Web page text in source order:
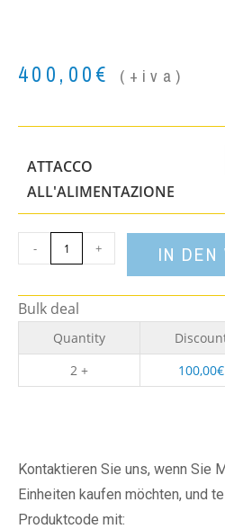
400,00€ (+iva)
ATTACCO
ALL'ALIMENTAZIONE
- + IN DEN
Bulk deal
Quantity
2 +
100,00€
Kontaktieren Sie uns, wenn Sie
Einheiten kaufen möchten, und
Produktcode mit: